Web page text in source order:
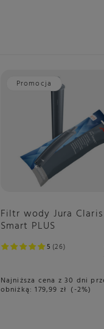
Promocja
5 26
Filtr wody Jura
Smart PLUS
Najniższa cena z 30 dni
obniżką:179,99 zł -2%